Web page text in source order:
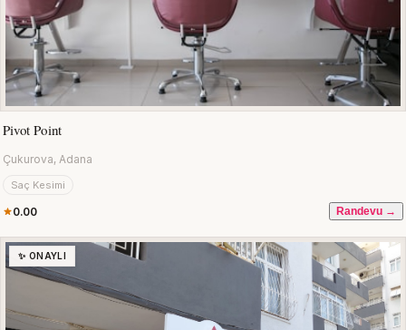
Pivot Point
Çukurova, Adana
Saç Kesimi
0.00 Randevu →
✨ ONAYLI